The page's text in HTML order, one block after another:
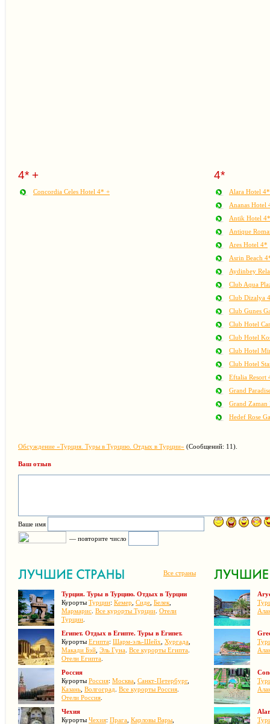
4* +
Concordia Celes Hotel 4* +
4*
Alara Hotel 4*
Ananas Hotel
Antik Hotel 4*
Antique
Ares Hotel 4*
Asrin Beach
Aydinbey
Club Aqua
Club Dizalya
Club Gunes
Club Hotel
Club Hotel
Club Hotel
Club Hotel
Eftalia Resort
Grand
Grand
Hedef Rose
Обсуждение «Турция. Туры в Турцию. Отдых в Турции» (Сообщений: 11).
Ваш отзыв
Ваше имя
— повторите число
Все страны
Турция. Туры в Турцию. Отдых в Турции
Курорты Турции: Кемер Сиде Белек
Мармарис Все курорты Турции Отели
Турции
Египет. Отдых в Египте. Туры в Египет.
Курорты Египта: Шарм-эль-Шейх Хургада
Макади Бэй Эль Гуна Все курорты Египта
Отели Египта
Россия
Курорты Россия: Москва Санкт-Петербург,
Казань Волгоград Все курорты Россия
Отели Россия
Чехия
Курорты Чехия: Прага Карловы Вары